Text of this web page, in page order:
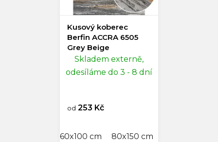
Kusový koberec
Berfin ACCRA 6505
Grey Beige
Skladem externě,
odesíláme do 3 - 8 dní
od 253 Kč
60x100 cm 80x150 cm